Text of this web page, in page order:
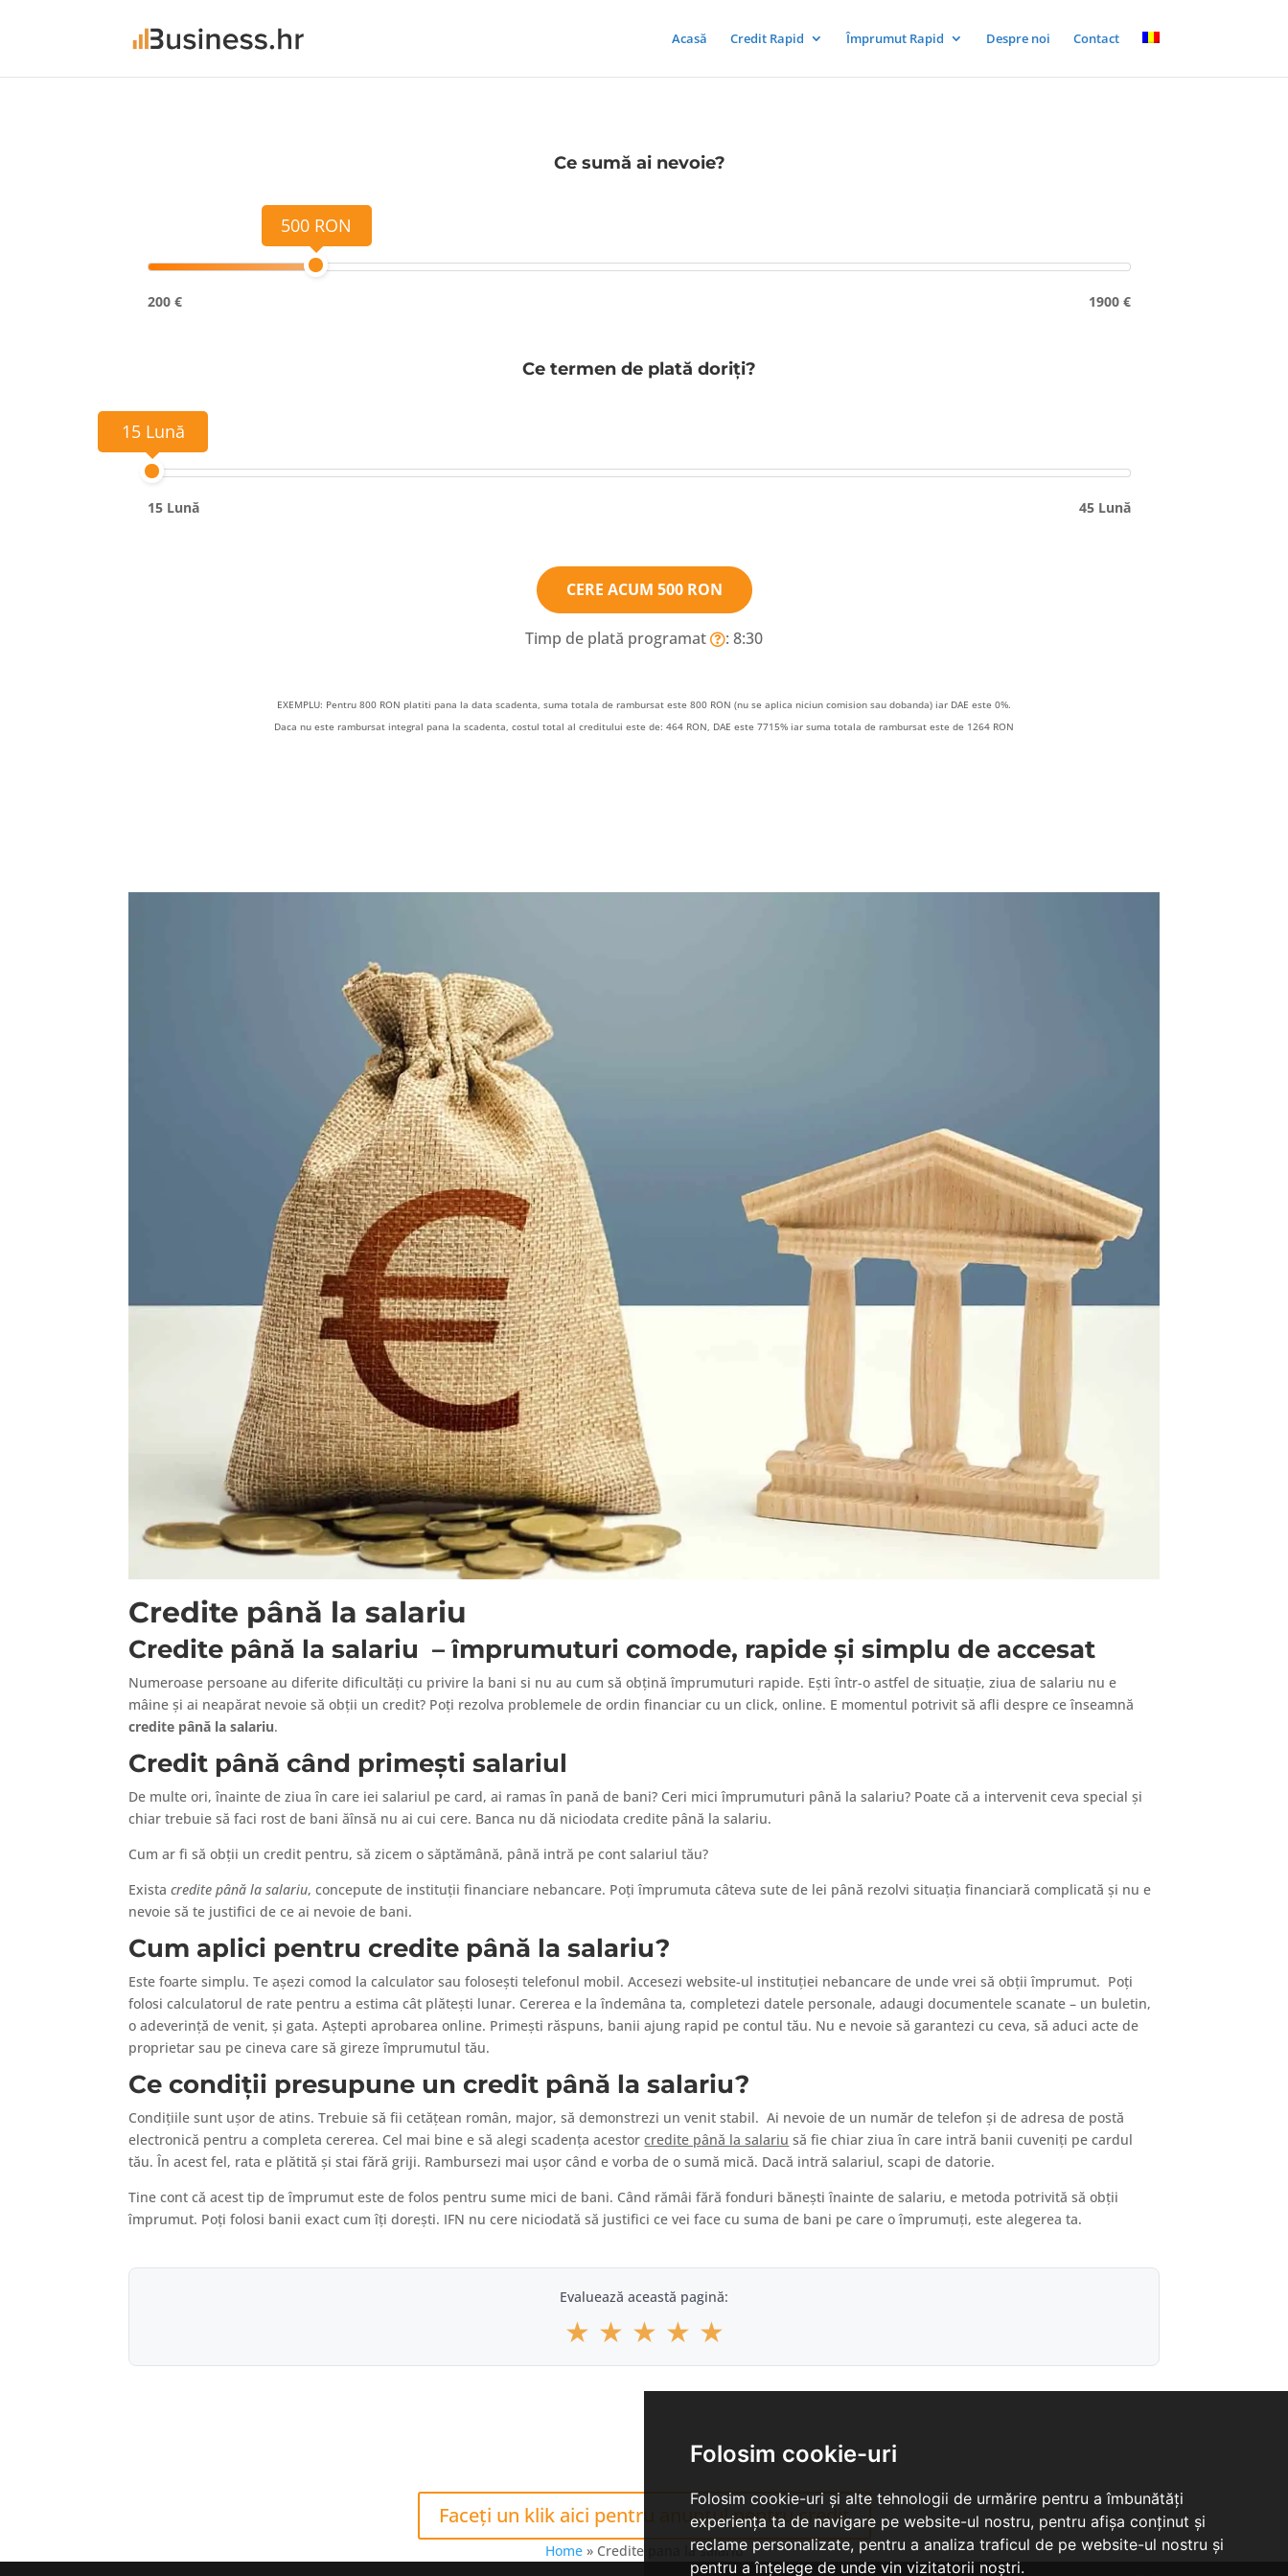
Folosim cookie-uri
Folosim cookie-uri și alte tehnologii de urmărire pentru a îmbunătăți
experiența ta de navigare pe website-ul nostru, pentru afișa conținut și
reclame personalizate, pentru a analiza traficul de pe website-ul nostru și
pentru a înțelege de unde vin vizitatorii noștri.
Acasă Credit Rapid Împrumut Rapid Despre noi Contact
Ce sumă ai nevoie?
500 RON
200 € 1900 €
Ce termen de plată doriți?
15 Lună
15 Lună 45 Lună
CERE ACUM 500 RON
Timp de plată programat : 8:30
EXEMPLU: Pentru 800 RON platiti pana la data scadenta, suma totala de rambursat este 800 RON (nu se aplica niciun comision sau dobanda) iar DAE este 0%.
Daca nu este rambursat integral pana la scadenta, costul total al creditului este de: 464 RON, DAE este 7715% iar suma totala de rambursat este de 1264 RON
Credite până la salariu
Credite până la salariu – împrumuturi comode, rapide și simplu de accesat
Numeroase persoane au diferite dificultăți cu privire la bani si nu au cum să obțină împrumuturi rapide. Ești într-o astfel de situație, ziua de salariu nu e
mâine și ai neapărat nevoie să obții un credit? Poți rezolva problemele de ordin financiar cu un click, online. E momentul potrivit să afli despre ce înseamnă
credite până la salariu.
Credit până când primești salariul
De multe ori, înainte de ziua în care iei salariul pe card, ai ramas în pană de bani? Ceri mici împrumuturi până la salariu? Poate că a intervenit ceva special și
chiar trebuie să faci rost de bani ăînsă nu ai cui cere. Banca nu dă niciodata credite până la salariu.
Cum ar fi să obții un credit pentru, să zicem o săptămână, până intră pe cont salariul tău?
Existacredite până la salariu, concepute de instituții financiare nebancare. Poți împrumuta câteva sute de lei până rezolvi situația financiară complicată și nu e
nevoie să te justifici de ce ai nevoie de bani.
Cum aplici pentru credite până la salariu?
Este foarte simplu. Te așezi comod la calculator sau folosești telefonul mobil. Accesezi website-ul instituției nebancare de unde vrei să obții împrumut. Poți
folosi calculatorul de rate pentru a estima cât plătești lunar. Cererea e la îndemâna ta, completezi datele personale, adaugi documentele scanate – un buletin,
o adeverință de venit, și gata. Aștepti aprobarea online. Primești răspuns, banii ajung rapid pe contul tău. Nu e nevoie să garantezi cu ceva, să aduci acte de
proprietar sau pe cineva care să gireze împrumutul tău.
Ce condiții presupune un credit până la salariu?
Condițiile sunt ușor de atins. Trebuie să fii cetățean român, major, să demonstrezi un venit stabil. Ai nevoie de un număr de telefon și de adresa de postă
electronică pentru a completa cererea. Cel mai bine e să alegi scadența acestorcredite până la salariu să fie chiar ziua în care intră banii cuveniți pe cardul
tău. În acest fel, rata e plătită și stai fără griji. Rambursezi mai ușor când e vorba de o sumă mică. Dacă intră salariul, scapi de datorie.
Tine cont că acest tip de împrumut este de folos pentru sume mici de bani. Când rămâi fără fonduri bănești înainte de salariu, e metoda potrivită să obții
împrumut. Poți folosi banii exact cum îți dorești. IFN nu cere niciodată să justifici ce vei face cu suma de bani pe care o împrumuți, este alegerea ta.
Evaluează această pagină:
★ ★ ★ ★ ★
Faceți un klik aici pentru anunțul pentru credit
Home» Credite pana la salariu